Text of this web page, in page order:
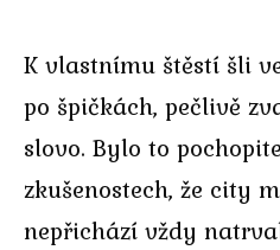
K vlastnímu štěstí šli
po špičkách, pečlivě
slovo. Bylo to
zkušenostech, že city
nepřichází vždy